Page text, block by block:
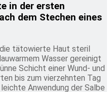
in der ersten
dem Stechen eines
tätowierte Haut steril
Wasser gereinigt
Schicht einer Wund- und
bis zum vierzehnten Tag
Anwendung der Salbe